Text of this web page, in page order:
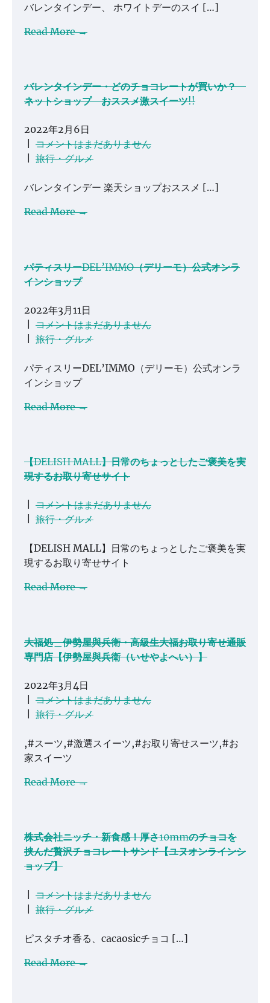
バレンタインデー、 ホワイトデーのスイ […]
Read More →
バレンタインデー・どのチョコレートが買いか？
ネットショップ おススメ激スイーツ!!
2022年2月6日
コメントはまだありません
旅行・グルメ
バレンタインデー 楽天ショップおススメ […]
Read More →
パティスリーDEL’IMMO（デリーモ）公式オンラ
インショップ
2022年3月11日
コメントはまだありません
旅行・グルメ
パティスリーDEL’IMMO（デリーモ）公式オンラ
インショップ
Read More →
【DELISH MALL】日常のちょっとしたご褒美を実
現するお取り寄せサイト
コメントはまだありません
旅行・グルメ
【DELISH MALL】日常のちょっとしたご褒美を実
現するお取り寄せサイト
Read More →
大福処＿伊勢屋與兵衛・高級生大福お取り寄せ通販
専門店【伊勢屋與兵衛（いせやよへい）】
2022年3月4日
コメントはまだありません
旅行・グルメ
,#スーツ,#激選スイーツ,#お取り寄せスーツ,#お
家スイーツ
Read More →
株式会社ニッチ・新食感！厚さ10mmのチョコを
挟んだ贅沢チョコレートサンド【ユヌオンラインシ
ョップ】
コメントはまだありません
旅行・グルメ
ピスタチオ香る、cacaosicチョコ […]
Read More →